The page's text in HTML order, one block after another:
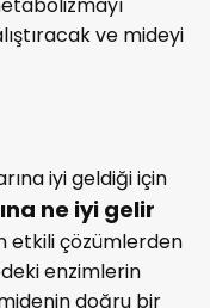
ve mideyi
iyi geldiği için
ne iyi gelir
etkili çözümlerden
enzimlerin
doğru bir